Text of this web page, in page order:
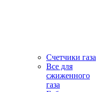
Счетчики газа
Все для
сжиженного
газа